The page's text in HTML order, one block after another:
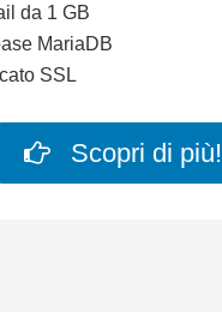
da 1 GB
MariaDB
SSL
Scopri di più!